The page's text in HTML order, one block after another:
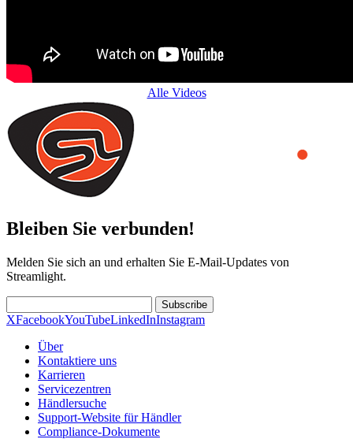
Alle Videos
Bleiben Sie verbunden!
Melden Sie sich an und erhalten Sie E-Mail-Updates von
Streamlight.
Subscribe
XFacebookYouTubeLinkedInInstagram
Über
Kontaktiere uns
Karrieren
Servicezentren
Händlersuche
Support-Website für Händler
Compliance-Dokumente